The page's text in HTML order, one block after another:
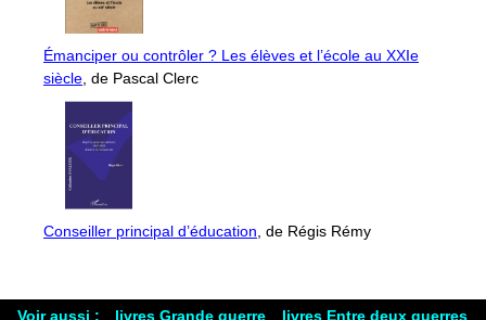
Émanciper ou contrôler ? Les élèves et l’école au XXIe
siècle, de Pascal Clerc
Conseiller principal d’éducation, de Régis Rémy
Voir aussi : livres Grande guerre livres Entre deux guerres